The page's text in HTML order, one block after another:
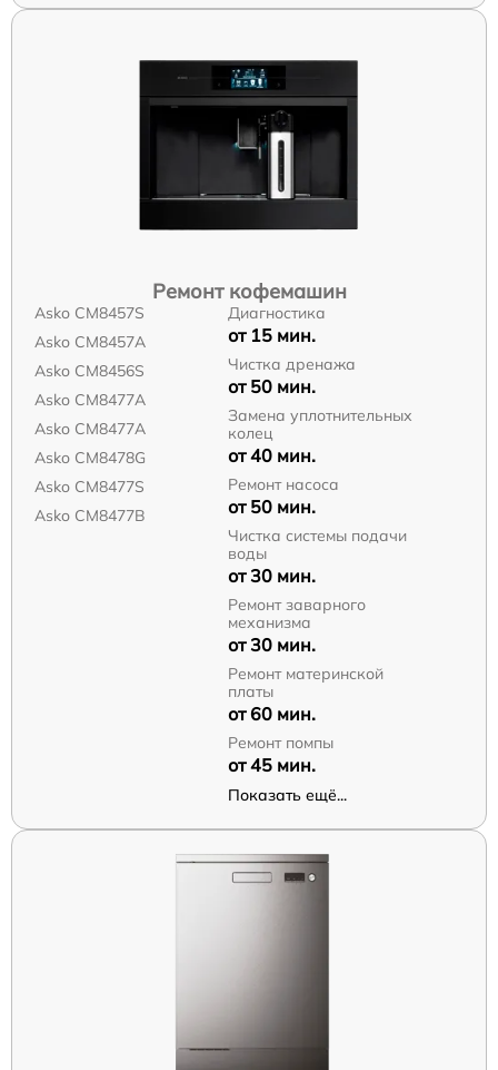
Ремонт кофемашин
Asko CM8457S
Asko CM8457A
Asko CM8456S
Asko CM8477A
Asko СМ8477А
Asko CM8478G
Asko CM8477S
Asko CM8477B
Диагностика
от 15 мин.
Чистка дренажа
от 50 мин.
Замена уплотнительных
колец
от 40 мин.
Ремонт насоса
от 50 мин.
Чистка системы подачи
воды
от 30 мин.
Ремонт заварного
механизма
от 30 мин.
Ремонт материнской
платы
от 60 мин.
Ремонт помпы
от 45 мин.
Показать ещё...